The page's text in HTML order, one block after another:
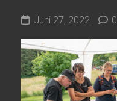
Juni 27, 2022 0